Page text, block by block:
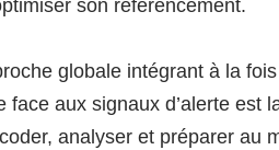
son référencement.
globale intégrant à la fois
aux signaux d’alerte est
analyser et préparer au